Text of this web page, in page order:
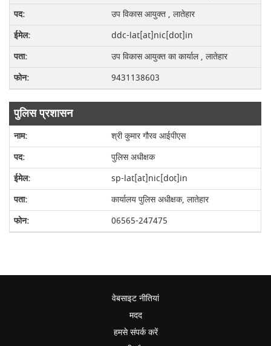
उप विकास आयुक्त , लातेहार
ddc-lat[at]nic[dot]in
उप विकास आयुक्त का कार्याल , लातेहार
9431138603
पुलिस प्रशासन
श्री कुमार गौरव आईपीएस
पुलिस अधीक्षक
sp-lat[at]nic[dot]in
कार्यालय पुलिस अधीक्षक, लातेहार
06565-247475
वेबसाइट नीतियां
मदद
हमसे संपर्क करें